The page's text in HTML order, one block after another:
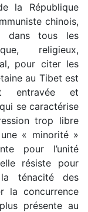
la République
chinois,
dans tous les
religieux,
pour citer les
au Tibet est
entravée et
se caractérise
trop libre
une « minorité »
pour l’unité
résiste pour
ténacité des
la concurrence
présente au